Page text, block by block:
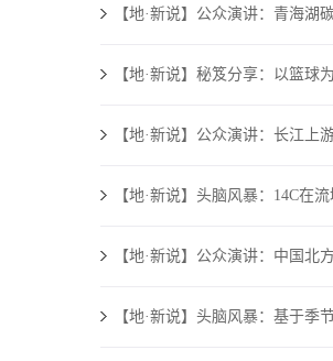
【地·新说】公众演讲：青海湖
【地·新说】秘笈分享：以篮
【地·新说】公众演讲：长江
【地·新说】头脑风暴：14C在
【地·新说】公众演讲：中国
【地·新说】头脑风暴：基于